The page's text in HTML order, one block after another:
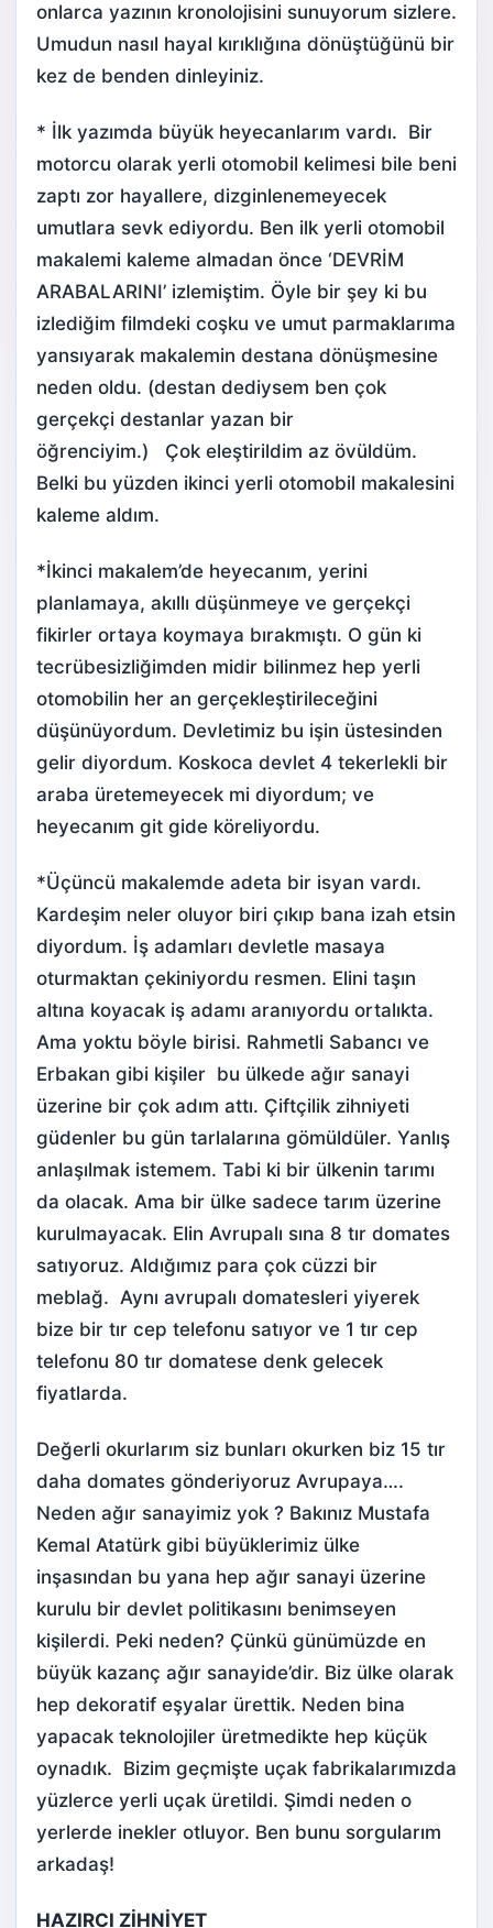
onlarca yazının kronolojisini sunuyorum sizlere.
Umudun nasıl hayal kırıklığına dönüştüğünü bir
kez de benden dinleyiniz.
* İlk yazımda büyük heyecanlarım vardı. Bir
motorcu olarak yerli otomobil kelimesi bile beni
zaptı zor hayallere, dizginlenemeyecek
umutlara sevk ediyordu. Ben ilk yerli otomobil
makalemi kaleme almadan önce ‘DEVRİM
ARABALARINI’ izlemiştim. Öyle bir şey ki bu
izlediğim filmdeki coşku ve umut parmaklarıma
yansıyarak makalemin destana dönüşmesine
neden oldu. (destan dediysem ben çok
gerçekçi destanlar yazan bir
öğrenciyim.) Çok eleştirildim az övüldüm.
Belki bu yüzden ikinci yerli otomobil makalesini
kaleme aldım.
*İkinci makalem’de heyecanım, yerini
planlamaya, akıllı düşünmeye ve gerçekçi
fikirler ortaya koymaya bırakmıştı. O gün ki
tecrübesizliğimden midir bilinmez hep yerli
otomobilin her an gerçekleştirileceğini
düşünüyordum. Devletimiz bu işin üstesinden
gelir diyordum. Koskoca devlet 4 tekerlekli bir
araba üretemeyecek mi diyordum; ve
heyecanım git gide köreliyordu.
*Üçüncü makalemde adeta bir isyan vardı.
Kardeşim neler oluyor biri çıkıp bana izah etsin
diyordum. İş adamları devletle masaya
oturmaktan çekiniyordu resmen. Elini taşın
altına koyacak iş adamı aranıyordu ortalıkta.
Ama yoktu böyle birisi. Rahmetli Sabancı ve
Erbakan gibi kişiler bu ülkede ağır sanayi
üzerine bir çok adım attı. Çiftçilik zihniyeti
güdenler bu gün tarlalarına gömüldüler. Yanlış
anlaşılmak istemem. Tabi ki bir ülkenin tarımı
da olacak. Ama bir ülke sadece tarım üzerine
kurulmayacak. Elin Avrupalı sına 8 tır domates
satıyoruz. Aldığımız para çok cüzzi bir
meblağ. Aynı avrupalı domatesleri yiyerek
bize bir tır cep telefonu satıyor ve 1 tır cep
telefonu 80 tır domatese denk gelecek
fiyatlarda.
Değerli okurlarım siz bunları okurken biz 15 tır
daha domates gönderiyoruz Avrupaya….
Neden ağır sanayimiz yok ? Bakınız Mustafa
Kemal Atatürk gibi büyüklerimiz ülke
inşasından bu yana hep ağır sanayi üzerine
kurulu bir devlet politikasını benimseyen
kişilerdi. Peki neden? Çünkü günümüzde en
büyük kazanç ağır sanayide’dir. Biz ülke olarak
hep dekoratif eşyalar ürettik. Neden bina
yapacak teknolojiler üretmedikte hep küçük
oynadık. Bizim geçmişte uçak fabrikalarımızda
yüzlerce yerli uçak üretildi. Şimdi neden o
yerlerde inekler otluyor. Ben bunu sorgularım
arkadaş!
HAZIRCI ZİHNİYET